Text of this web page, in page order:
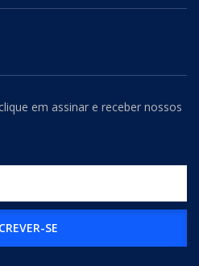
em assinar e receber nossos